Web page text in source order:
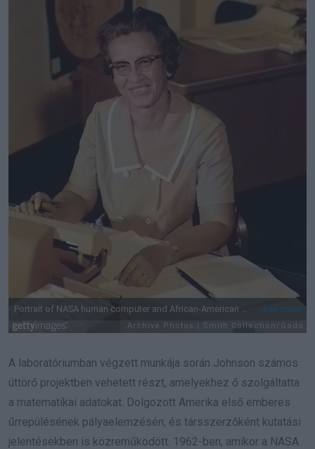
A laboratóriumban végzett munkája során Johnson számos
úttörő projektben vehetett részt, amelyekhez ő szolgáltatta
a matematikai adatokat. Dolgozott Amerika első emberes
űrrepülésének pályaelemzésén, és társszerzőként kutatási
jelentésekben is közreműködött. 1962-ben, amikor a NASA